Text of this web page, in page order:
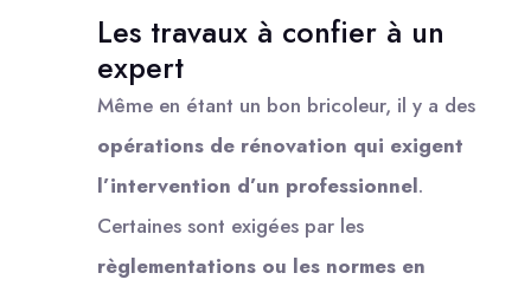
Les travaux à confier à un
expert
Même en étant un bon bricoleur, il y a des
opérations de rénovation qui exigent
l’intervention d’un professionnel.
Certaines sont exigées par les
règlementations ou les normes en